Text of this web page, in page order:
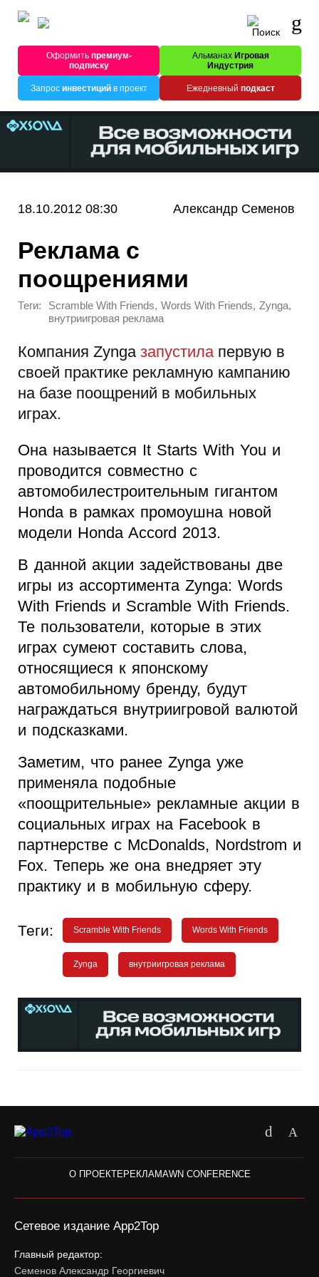
Оформитьпремиум-
подписку
Альманах Игровая
Индустрия
Запрос инвестицийв проект Ежедневный подкаст
18.10.2012 08:30 Александр Семенов
Реклама с
поощрениями
Теги: Scramble With Friends, Words With Friends, Zynga,
внутриигровая реклама
Компания Zynga запустила первую в
своей практике рекламную кампанию
на базе поощрений в мобильных
играх.
Она называется It Starts With You и
проводится совместно с
автомобилестроительным гигантом
Honda в рамках промоушна новой
модели Honda Accord 2013.
В данной акции задействованы две
игры из ассортимента Zynga: Words
With Friends и Scramble With Friends.
Те пользователи, которые в этих
играх сумеют составить слова,
относящиеся к японскому
автомобильному бренду, будут
награждаться внутриигровой валютой
и подсказками.
Заметим, что ранее Zynga уже
применяла подобные
«поощрительные» рекламные акции в
социальных играх на Facebook в
партнерстве с McDonalds, Nordstrom и
Fox. Теперь же она внедряет эту
практику и в мобильную сферу.
Теги: Scramble With Friends Words With Friends
Zynga внутриигровая реклама
О ПРОЕКТЕРЕКЛАМАWN CONFERENCE
Сетевое издание App2Top
Главный редактор:
Семенов Александр Георгиевич